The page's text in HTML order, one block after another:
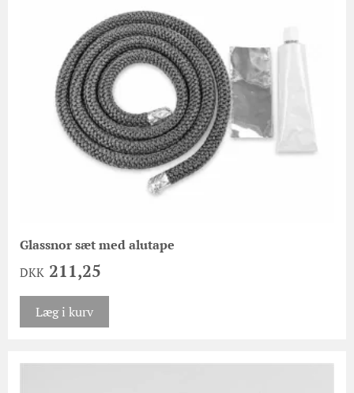
Glassnor sæt med alutape
DKK 211,25
Læg i kurv